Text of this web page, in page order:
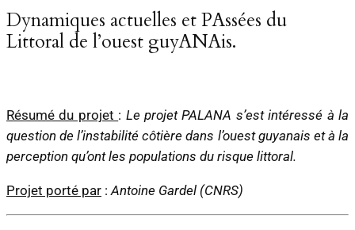
Dynamiques actuelles et PAssées du
Littoral de l’ouest guyANAis.
Résumé du projet : Le projet PALANA s’est intéressé à la
question de l’instabilité côtière dans l’ouest guyanais et à la
perception qu’ont les populations du risque littoral.
Projet porté par :Antoine Gardel (CNRS)